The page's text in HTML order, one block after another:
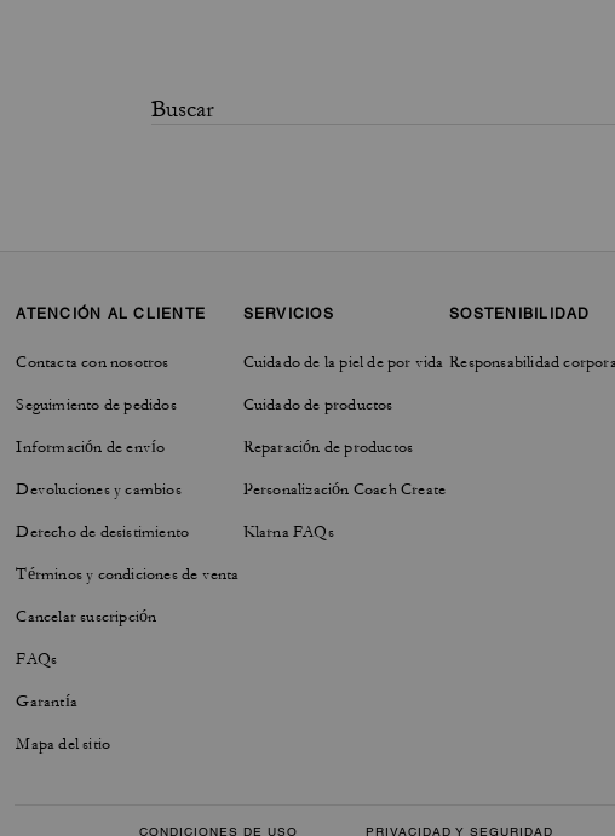
ATENCIÓN AL CLIENTE
Contacta con nosotros
Seguimiento de pedidos
Información de envío
Devoluciones y cambios
Derecho de desistimiento
Términos y condiciones de venta
Cancelar suscripción
FAQs
Garantía
Mapa del sitio
SERVICIOS
Cuidado de la piel de por vida
Cuidado de productos
Reparación de productos
Personalización Coach Create
Klarna FAQs
SOSTENIBILIDAD
Responsabilidad
CONDICIONES DE USO PRIVACIDAD Y SEGURIDAD